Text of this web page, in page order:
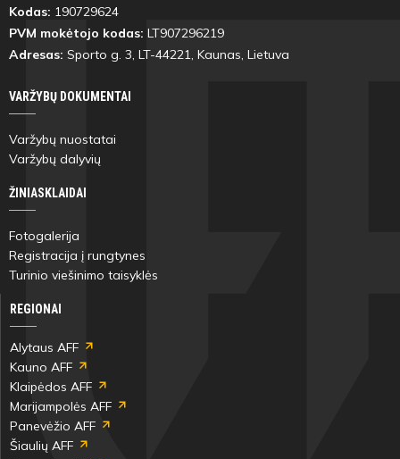
Kodas: 190729624
PVM mokėtojo kodas: LT907296219
Adresas: Sporto g. 3, LT-44221, Kaunas, Lietuva
VARŽYBŲ DOKUMENTAI
Varžybų nuostatai
Varžybų dalyvių
ŽINIASKLAIDAI
Fotogalerija
Registracija į rungtynes
Turinio viešinimo taisyklės
REGIONAI
Alytaus AFF
Kauno AFF
Klaipėdos AFF
Marijampolės AFF
Panevėžio AFF
Šiaulių AFF